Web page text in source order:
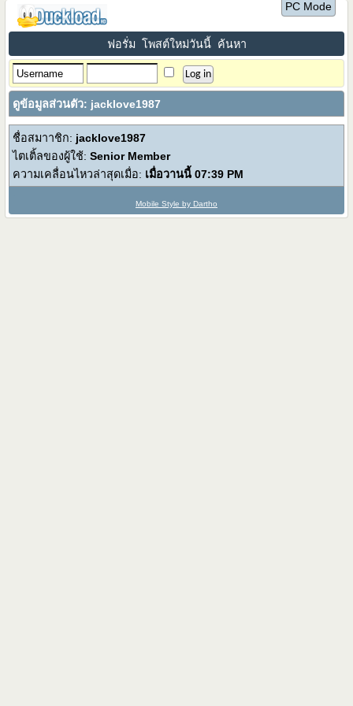
PC Mode
ฟอรั่ม โพสต์ใหม่วันนี้ ค้นหา
ดูข้อมูลส่วนตัว: jacklove1987
ชื่อสมาาชิก: jacklove1987
ไตเติ้ลของผู้ใช้:Senior Member
ความเคลื่อนไหวล่าสุดเมื่อ: เมื่อวานนี้07:39 PM
Mobile Style by Dartho